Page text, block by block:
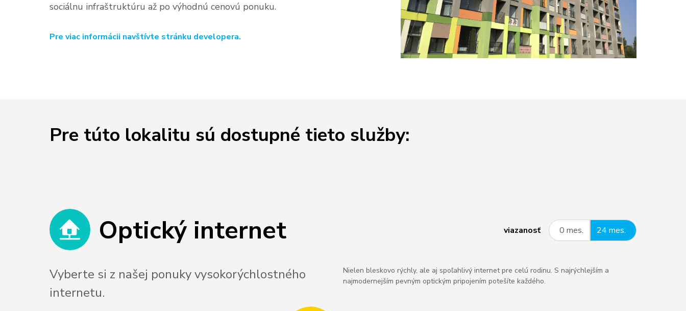
sociálnu infraštruktúru až po výhodnú cenovú ponuku.
Pre viac informácii navštívte stránku developera.
Pre túto lokalitu sú dostupné tieto služby:
Optický internet viazanosť 0 mes. 24 mes.
Vyberte si z našej ponuky vysokorýchlostného
internetu.
Nielen bleskovo rýchly, ale aj spoľahlivý internet pre celú rodinu. S najrýchlejším a
najmodernejším pevným optickým pripojením potešíte každého.